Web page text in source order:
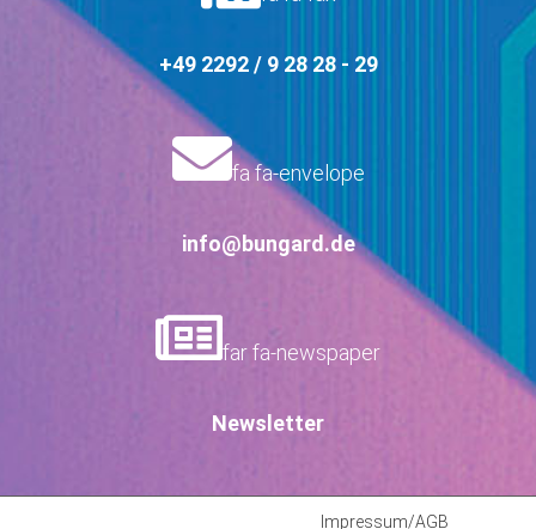
+49 2292 / 9 28 28 - 29
fa fa-envelope
info@bungard.de
far fa-newspaper
Newsletter
Impressum/AGB